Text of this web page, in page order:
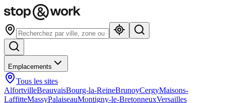
Emplacements
Tous les sites
AlfortvilleBeauvaisBourg-la-ReineBrunoyCergyMaisons-
LaffitteMassyPalaiseauMontigny-le-BretonneuxVersailles